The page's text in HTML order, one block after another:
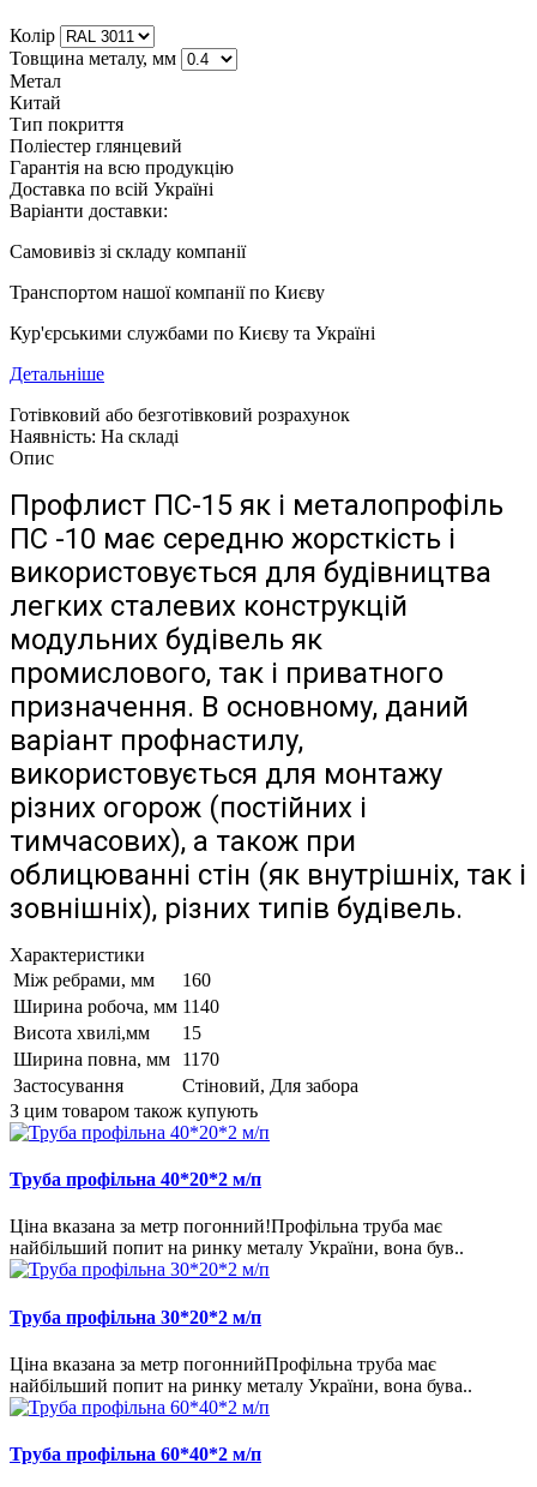
Колір
Товщина металу, мм
Метал
Китай
Тип покриття
Поліестер глянцевий
Гарантія на всю продукцію
Доставка по всій Україні
Варіанти доставки:
Самовивіз зі складу компанії
Транспортом нашої компанії по Києву
Кур'єрськими службами по Києву та Україні
Детальніше
Готівковий або безготівковий розрахунок
Наявність: На складі
Опис
Профлист ПС-15 як і металопрофіль
ПС -10 має середню жорсткість і
використовується для будівництва
легких сталевих конструкцій
модульних будівель як
промислового, так і приватного
призначення. В основному, даний
варіант профнастилу,
використовується для монтажу
різних огорож (постійних і
тимчасових), а також при
облицюванні стін (як внутрішніх, так і
зовнішніх), різних типів будівель.
Характеристики
Між ребрами, мм
160
Ширина робоча, мм 1140
Висота хвилі,мм
15
Ширина повна, мм
1170
Застосування
Стіновий, Для забора
З цим товаром також купують
Труба профільна 40*20*2 м/п
Ціна вказана за метр погонний!Профільна труба має
найбільший попит на ринку металу України, вона був..
Труба профільна 30*20*2 м/п
Ціна вказана за метр погоннийПрофільна труба має
найбільший попит на ринку металу України, вона бува..
Труба профільна 60*40*2 м/п